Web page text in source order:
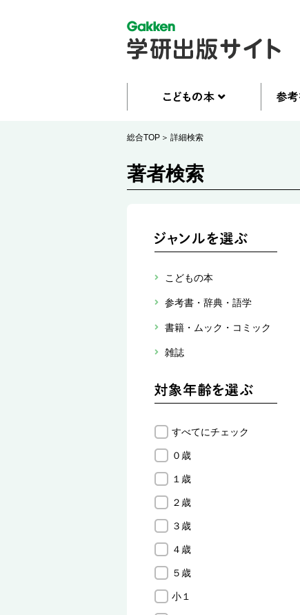
総合TOP 詳細検索
著者検索
こどもの本
参考書・辞典・語学
書籍・ムック・コミック
雑誌
すべてにチェック
０歳
１歳
２歳
３歳
４歳
５歳
小１